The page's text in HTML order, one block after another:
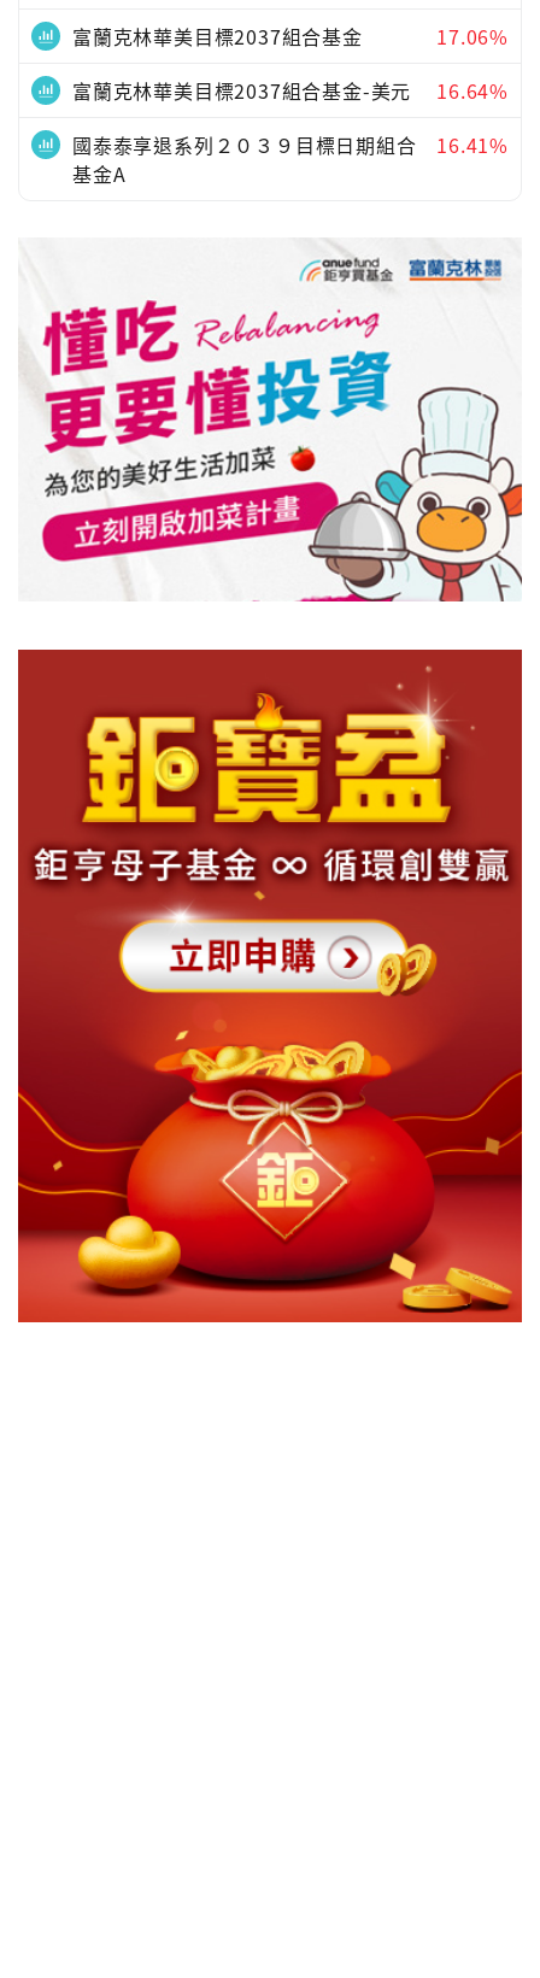
富蘭克林華美目標2037組合基金
17.06%
富蘭克林華美目標2037組合基金-美元
16.64%
國泰泰享退系列２０３９目標日期組合
基金A
16.41%